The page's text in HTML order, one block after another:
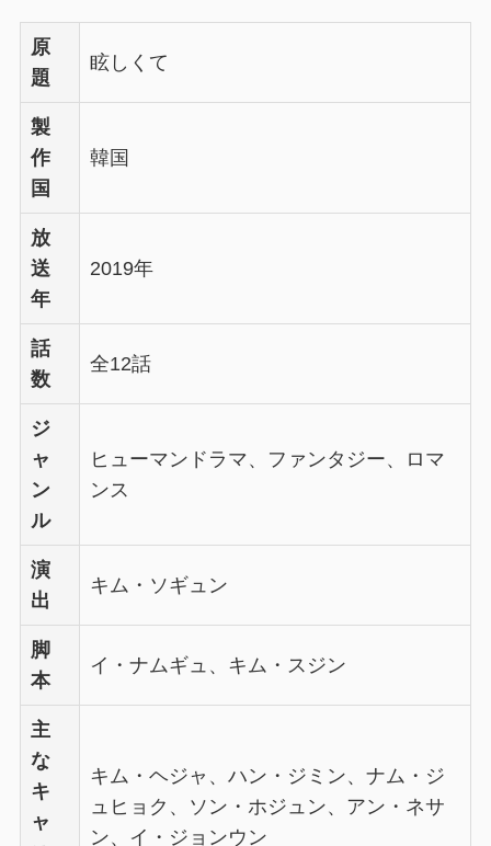
原
題
眩しくて
製
作
国
韓国
放
送
年
2019年
話
数
全12話
ジ
ャ
ン
ル
ヒューマンドラマ、ファンタジー、ロマ
ンス
演
出
キム・ソギュン
脚
本
イ・ナムギュ、キム・スジン
主
な
キ
ャ
キム・ヘジャ、ハン・ジミン、ナム・ジ
ュヒョク、ソン・ホジュン、アン・ネサ
ン、イ・ジョンウン